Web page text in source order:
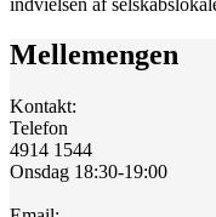
Mellemengen
Kontakt:
Telefon
4914 1544
Onsdag 18:30-19:00